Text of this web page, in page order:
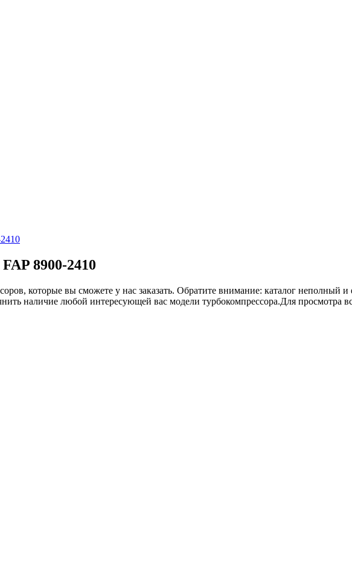
8900-2410
которые вы сможете у нас заказать. Обратите внимание: каталог
наличие любой интересующей вас модели турбокомпрессора.Для просмотра